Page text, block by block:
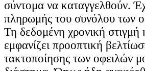
σύντομα να καταγγελθούν.
πληρωμής του συνόλου των
Τη δεδομένη χρονική
εμφανίζει προοπτική
τακτοποίησης των οφειλών